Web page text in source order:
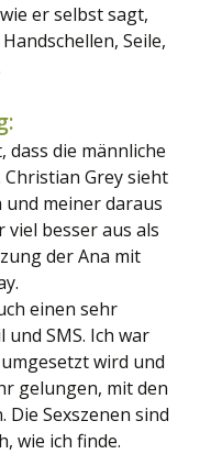
er selbst sagt,
Seile,
dass die männliche
Grey sieht
und meiner daraus
besser aus als
der Ana mit
einen sehr
SMS. Ich war
wird und
gelungen, mit den
Sexszenen sind
wie ich finde.